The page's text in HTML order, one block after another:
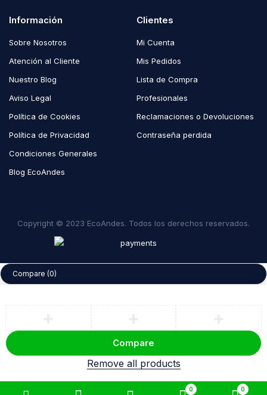
Información
Sobre Nosotros
Atención al Cliente
Nuestro Blog
Aviso Legal
Política de Cookies
Política de Privacidad
Condiciones Generales
Blog EcoAndes
Clientes
Mi Cuenta
Mis Pedidos
Lista de Compra
Profesionales
Reclamaciones o Devoluciones
Contraseña perdida
Copyright © 2023 EcoAndes. Todos los derechos reservados.
0 0
Compare (0)
Compare
Remove all products